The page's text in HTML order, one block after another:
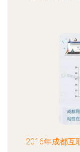
2016年成都互